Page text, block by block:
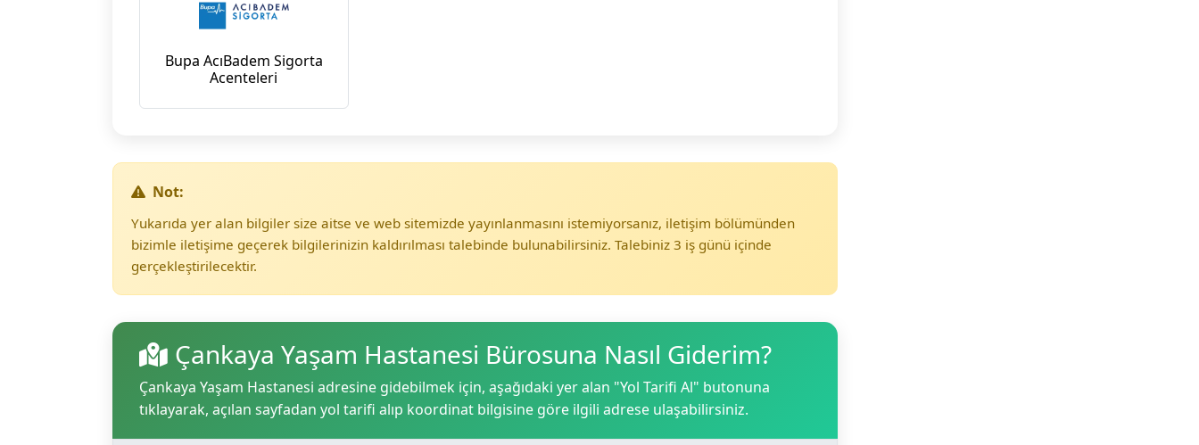
Bupa AcıBadem Sigorta
Acenteleri
Not:
Yukarıda yer alan bilgiler size aitse ve web sitemizde yayınlanmasını istemiyorsanız, iletişim bölümünden
bizimle iletişime geçerek bilgilerinizin kaldırılması talebinde bulunabilirsiniz. Talebiniz 3 iş günü içinde
gerçekleştirilecektir.
Çankaya Yaşam Hastanesi Bürosuna Nasıl Giderim?
Çankaya Yaşam Hastanesi adresine gidebilmek için, aşağıdaki yer alan "Yol Tarifi Al" butonuna
tıklayarak, açılan sayfadan yol tarifi alıp koordinat bilgisine göre ilgili adrese ulaşabilirsiniz.